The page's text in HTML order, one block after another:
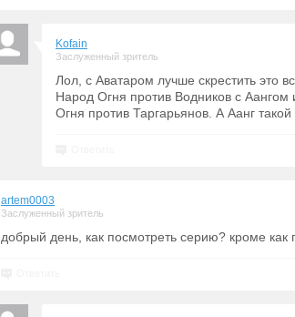
Kofain
Заслуженный зритель
Лол, с Аватаром лучше скрестить это
Народ Огня против Водников с
Огня против Таргарьянов. А Аанг
artem0003
Заслуженный зритель
добрый день, как посмотреть серию? кроме как